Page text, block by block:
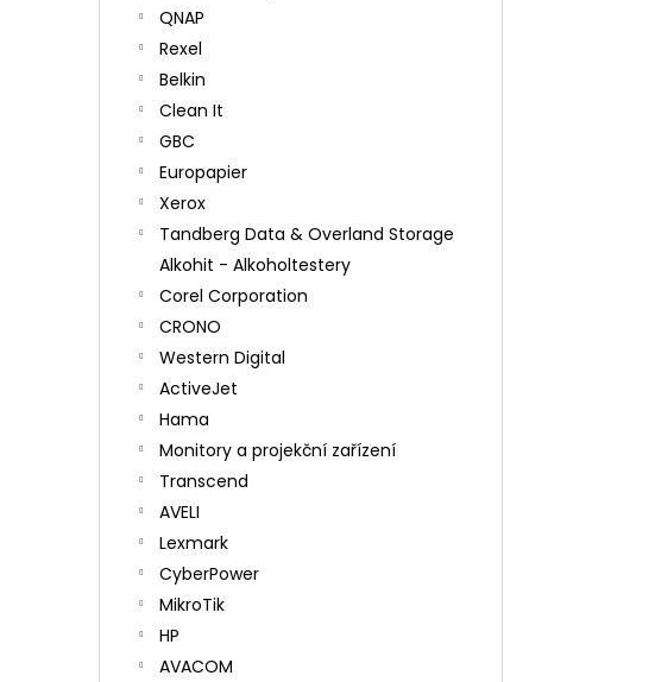
QNAP
Rexel
Belkin
Clean It
GBC
Europapier
Xerox
Tandberg Data & Overland Storage
Alkohit - Alkoholtestery
Corel Corporation
CRONO
Western Digital
ActiveJet
Hama
Monitory a projekční zařízení
Transcend
AVELI
Lexmark
CyberPower
MikroTik
HP
AVACOM